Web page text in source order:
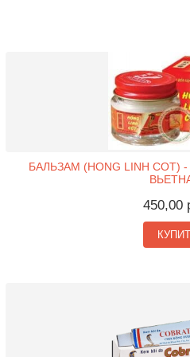
БАЛЬЗАМ (HONG LINH COT)
450,00